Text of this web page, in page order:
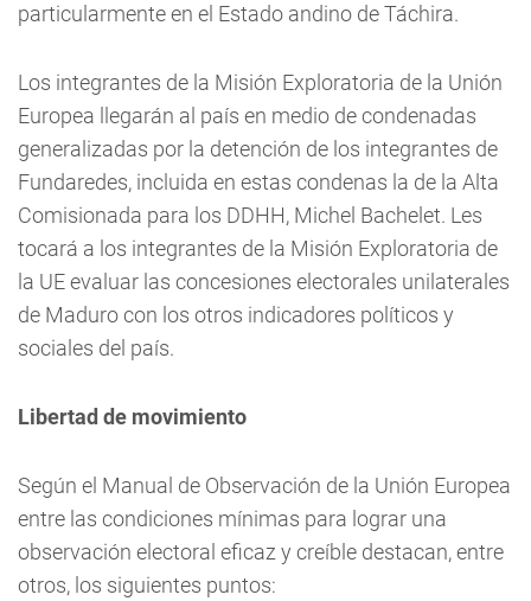
particularmente en el Estado andino de Táchira.
Los integrantes de la Misión Exploratoria de la Unión
Europea llegarán al país en medio de condenadas
generalizadas por la detención de los integrantes de
Fundaredes, incluida en estas condenas la de la Alta
Comisionada para los DDHH, Michel Bachelet. Les
tocará a los integrantes de la Misión Exploratoria de
la UE evaluar las concesiones electorales unilaterales
de Maduro con los otros indicadores políticos y
sociales del país.
Libertad de movimiento
Según el Manual de Observación de la Unión Europea
entre las condiciones mínimas para lograr una
observación electoral eficaz y creíble destacan, entre
otros, los siguientes puntos: